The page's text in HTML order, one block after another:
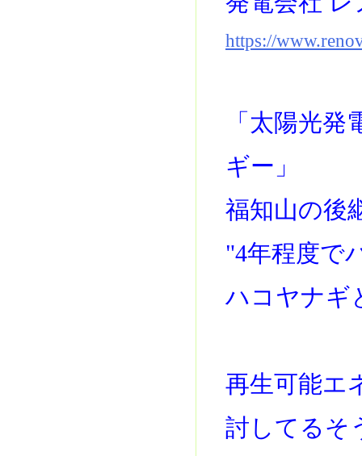
https://
「太陽光
ギー」
福知山の後
"4年程度
ハコヤナギ
再生可能エ
討してる